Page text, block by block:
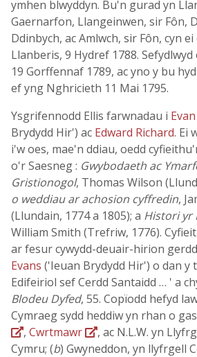
ymhen blwyddyn. Bu'n gurad yn
Gaernarfon, Llangeinwen, sir Fôn,
Ddinbych, ac Amlwch, sir Fôn, cyn
Llanberis, 9 Hydref 1788.
19 Gorffennaf 1789, ac yno y bu
ef yng Nghricieth 11 Mai 1795.
Ysgrifennodd Ellis farwnadau i
Brydydd Hir') ac Edward Richard. Ei
i'w oes, mae'n ddiau, oedd
o'r Saesneg : Gwybodaeth ac
Gristionogol, Thomas Wilson
o weddiau ar achosion cyffredin,
(Llundain, 1774 a 1805); a Histori yr
William Smith (Trefriw, 1776).
ar fesur cywydd-deuair-hirion
Evans ('Ieuan Brydydd Hir') o dan y
Edifeiriol sef Cerdd Santaidd … ' a
Blodeu Dyfed, 55. Copïodd hefyd
Cymraeg sydd heddiw yn rhan o
, Cwrtmawr
, ac N.L.W. yn
Cymru; (b) Gwyneddon, yn llyfrgell